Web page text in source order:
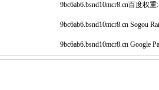
9bc6ab6.bsnd10mcr8.cn百度权重:
9bc6ab6.bsnd10mcr8.cn Sogou
9bc6ab6.bsnd10mcr8.cn Google